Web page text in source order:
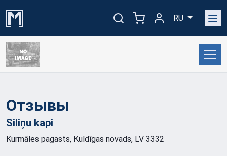
RU
Отзывы
Siliņu kapi
Kurmāles pagasts, Kuldīgas novads, LV 3332